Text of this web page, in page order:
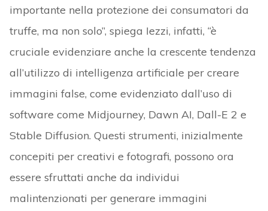
importante nella protezione dei consumatori da
truffe, ma non solo”, spiega Iezzi, infatti, “è
cruciale evidenziare anche la crescente tendenza
all’utilizzo di intelligenza artificiale per creare
immagini false, come evidenziato dall’uso di
software come Midjourney, Dawn AI, Dall-E 2 e
Stable Diffusion. Questi strumenti, inizialmente
concepiti per creativi e fotografi, possono ora
essere sfruttati anche da individui
malintenzionati per generare immagini